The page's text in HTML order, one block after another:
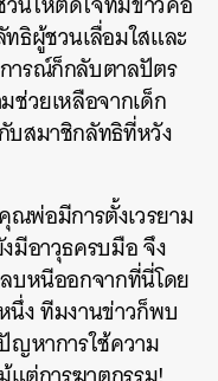
ธิผู้ชวนเลื่อมใสและ
ารณ์ก็กลับตาลปัตร
ช่วยเหลือจากเด็ก
บสมาชิกลัทธิที่หวัง
พ่อมีการตั้งเวรยาม
มีอาวุธครบมือ จึง
บหนีออกจากที่นี่โดย
ง ทีมงานข่าวก็พบ
ญหาการใช้ความ